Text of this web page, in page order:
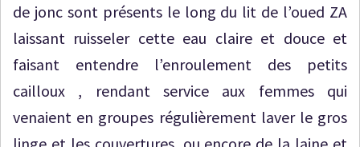
de jonc sont présents le long du lit de l’oued ZA
laissant ruisseler cette eau claire et douce et
faisant entendre l’enroulement des petits
cailloux , rendant service aux femmes qui
venaient en groupes régulièrement laver le gros